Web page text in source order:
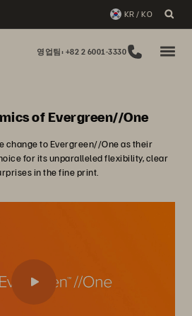
KR / KO
영업팀: +82 2 6001-3330
of Evergreen//One
change to Evergreen//One as their
for its unparalleled flexibility, clear
in the fine print.